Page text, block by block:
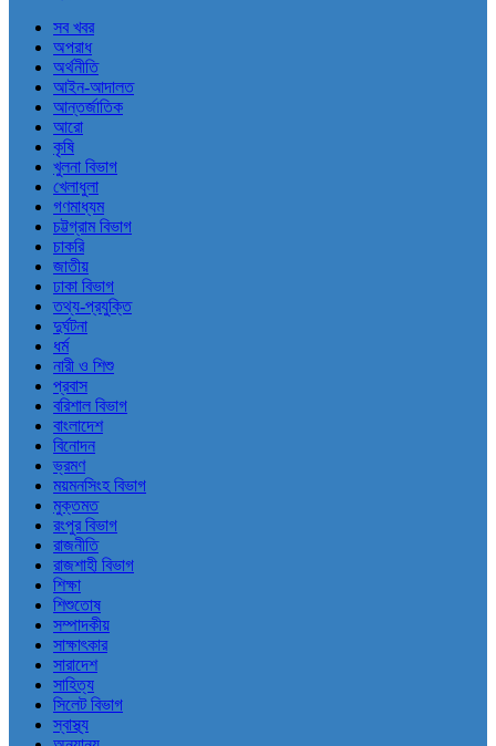
সব খবর
অপরাধ
অর্থনীতি
আইন-আদালত
আন্তর্জাতিক
আরো
কৃষি
খুলনা বিভাগ
খেলাধুলা
গণমাধ্যম
চট্টগ্রাম বিভাগ
চাকরি
জাতীয়
ঢাকা বিভাগ
তথ্য-প্রযুক্তি
দুর্ঘটনা
ধর্ম
নারী ও শিশু
প্রবাস
বরিশাল বিভাগ
বাংলাদেশ
বিনোদন
ভ্রমণ
ময়মনসিংহ বিভাগ
মুক্তমত
রংপুর বিভাগ
রাজনীতি
রাজশাহী বিভাগ
শিক্ষা
শিশুতোষ
সম্পাদকীয়
সাক্ষাৎকার
সারাদেশ
সাহিত্য
সিলেট বিভাগ
স্বাস্থ্য